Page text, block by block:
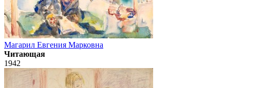
Магарил Евгения Марковна
Читающая
1942